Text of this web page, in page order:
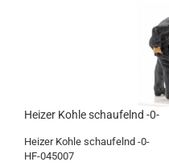
Heizer Kohle schaufelnd -0-
Heizer Kohle schaufelnd -0-
HF-045007